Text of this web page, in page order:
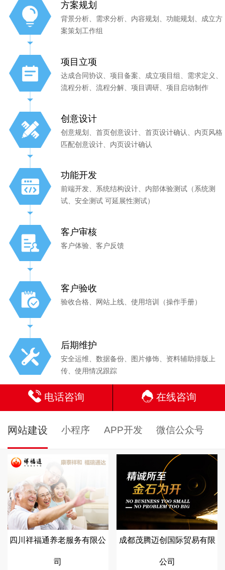
方案规划
背景分析、需求分析、内容规划、功能规划、成立方
案策划工作组
项目立项
达成合同协议、项目备案、成立项目组、需求定义、
流程分析、流程分解、项目调研、项目启动制作
创意设计
创意规划、首页创意设计、首页设计确认、内页风格
匹配创意设计、内页设计确认
功能开发
前端开发、系统结构设计、内部体验测试（系统测
试、安全测试 可延展性测试）
客户审核
客户体验、客户反馈
客户验收
验收合格、网站上线、使用培训（操作手册）
后期维护
安全运维、数据备份、图片修饰、资料辅助排版上
传、使用情况跟踪
电话咨询 在线咨询
网站建设 小程序 APP开发 微信公众号
四川祥福通养老服务有限公
司
成都茂腾迈创国际贸易有限
公司